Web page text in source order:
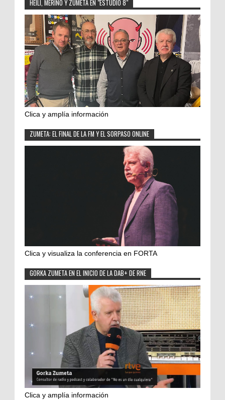
HEILI, MERINO Y ZUMETA EN "ESTUDIO 8"
Clica y amplía información
ZUMETA: EL FINAL DE LA FM Y EL SORPASO ONLINE
Clica y visualiza la conferencia en FORTA
GORKA ZUMETA EN EL INICIO DE LA DAB+ DE RNE
Clica y amplía información